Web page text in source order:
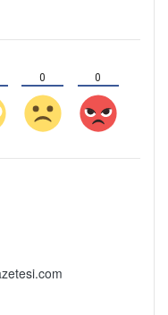
0 0